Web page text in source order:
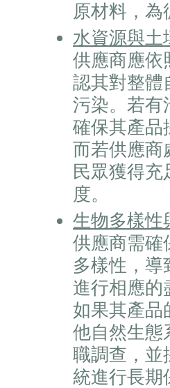
原材料，
水資源與土
供應商應依
認其對整體
污染。若有
確保其產品
而若供應商
民眾獲得
度。
生物多樣性
供應商需確
多樣性，導
進行相應的
如果其產品
他自然生態
職調查，並
統進行長期